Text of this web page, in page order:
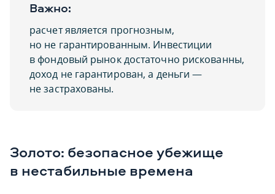
Важно:
расчет является прогнозным,
но не гарантированным. Инвестиции
в фондовый рынок достаточно рискованны,
доход не гарантирован, а деньги —
не застрахованы.
Золото: безопасное убежище
в нестабильные времена